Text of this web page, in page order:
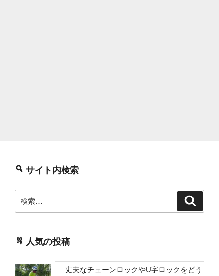
サイト内検索
索:
人気の投稿
丈夫なチェーンロックやU字ロックをどう